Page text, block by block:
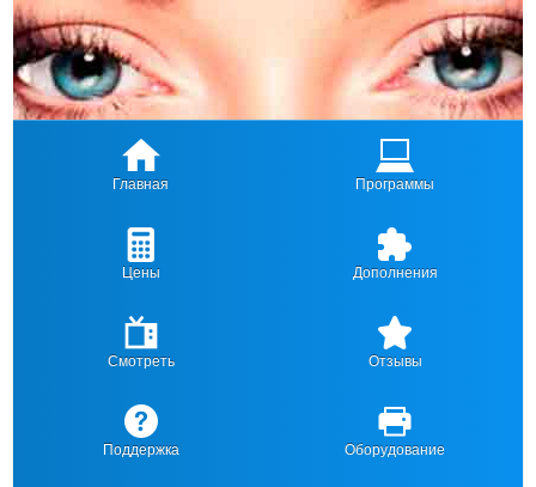
Главная Программы
Цены Дополнения
Смотреть Отзывы
Поддержка Оборудование